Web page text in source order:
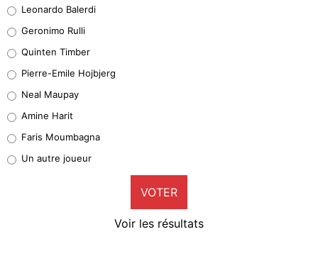
32%
4%
1%
9%
Leonardo Balerdi
Geronimo Rulli
Quinten Timber
Pierre-Emile Hojbjerg
Neal Maupay
Amine Harit
Faris Moumbagna
Un autre joueur
VOTER
Voir les résultats